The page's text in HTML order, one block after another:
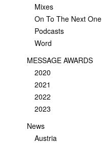
Mixes
On To The Next One
Podcasts
Word
MESSAGE AWARDS
2020
2021
2022
2023
News
Austria